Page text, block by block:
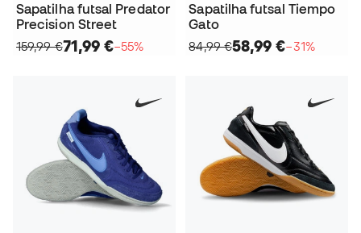
Sapatilha futsal Predator
Precision Street
159,99 €71,99 €−55%
Sapatilha futsal Tiempo
Gato
84,99 €58,99 €−31%